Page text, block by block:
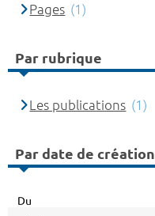
Pages (1)
Par rubrique
Les publications (1)
Par date de création
Du